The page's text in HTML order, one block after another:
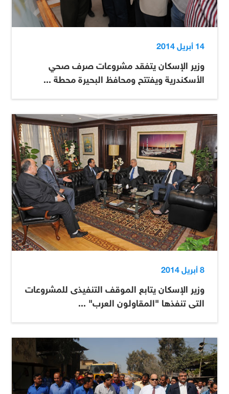
14 أبريل 2014
وزير الإسكان يتفقد مشروعات صرف صحي
الأسكندرية ويفتتح ومحافظ البحيرة محطة ...
8 أبريل 2014
وزير الإسكان يتابع الموقف التنفيذى للمشروعات
التى تنفذها "المقاولون العرب" ...